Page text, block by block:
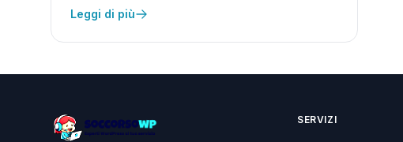
Leggi di più
SERVIZI